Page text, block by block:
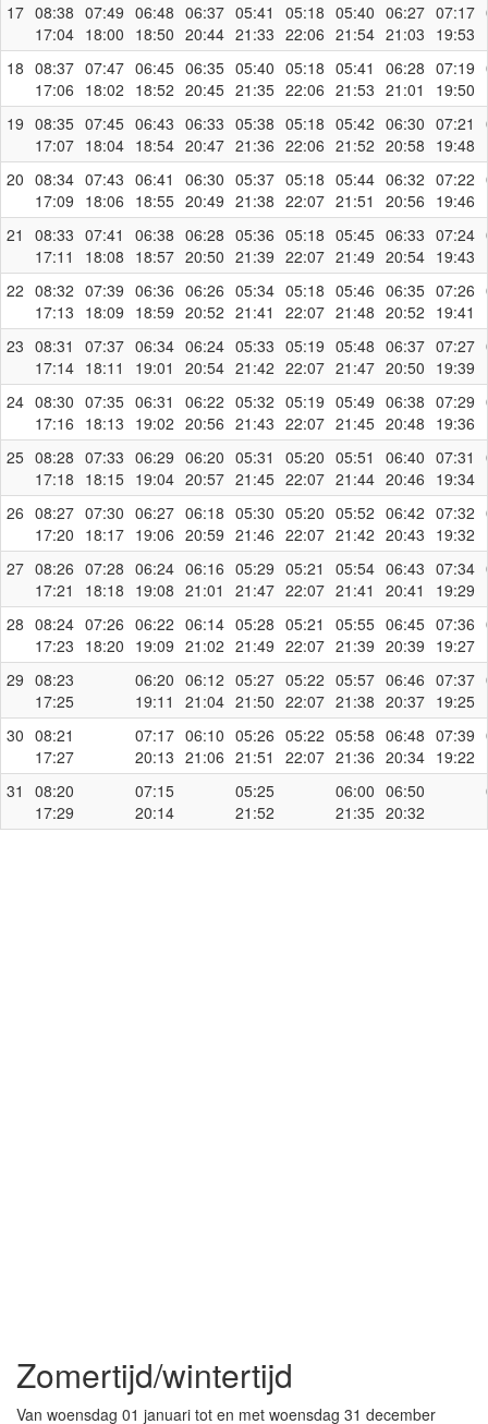
17 08:38
17:04
07:49
18:00
06:48
18:50
06:37
20:44
05:41
21:33
05:18
22:06
05:40
21:54
06:27
21:03
07:17
19:53
18 08:37
17:06
07:47
18:02
06:45
18:52
06:35
20:45
05:40
21:35
05:18
22:06
05:41
21:53
06:28
21:01
07:19
19:50
19 08:35
17:07
07:45
18:04
06:43
18:54
06:33
20:47
05:38
21:36
05:18
22:06
05:42
21:52
06:30
20:58
07:21
19:48
20 08:34
17:09
07:43
18:06
06:41
18:55
06:30
20:49
05:37
21:38
05:18
22:07
05:44
21:51
06:32
20:56
07:22
19:46
21
08:33
17:11
07:41
18:08
06:38
18:57
06:28
20:50
05:36
21:39
05:18
22:07
05:45
21:49
06:33
20:54
07:24
19:43
22 08:32
17:13
07:39
18:09
06:36
18:59
06:26
20:52
05:34
21:41
05:18
22:07
05:46
21:48
06:35
20:52
07:26
19:41
23 08:31
17:14
07:37
18:11
06:34
19:01
06:24
20:54
05:33
21:42
05:19
22:07
05:48
21:47
06:37
20:50
07:27
19:39
24 08:30
17:16
07:35
18:13
06:31
19:02
06:22
20:56
05:32
21:43
05:19
22:07
05:49
21:45
06:38
20:48
07:29
19:36
25 08:28
17:18
07:33
18:15
06:29
19:04
06:20
20:57
05:31
21:45
05:20
22:07
05:51
21:44
06:40
20:46
07:31
19:34
26 08:27
17:20
07:30
18:17
06:27
19:06
06:18
20:59
05:30
21:46
05:20
22:07
05:52
21:42
06:42
20:43
07:32
19:32
27 08:26
17:21
07:28
18:18
06:24
19:08
06:16
21:01
05:29
21:47
05:21
22:07
05:54
21:41
06:43
20:41
07:34
19:29
28 08:24
17:23
07:26
18:20
06:22
19:09
06:14
21:02
05:28
21:49
05:21
22:07
05:55
21:39
06:45
20:39
07:36
19:27
29 08:23
17:25
06:20
19:11
06:12
21:04
05:27
21:50
05:22
22:07
05:57
21:38
06:46
20:37
07:37
19:25
30 08:21
17:27
07:17
20:13
06:10
21:06
05:26
21:51
05:22
22:07
05:58
21:36
06:48
20:34
07:39
19:22
31
08:20
17:29
07:15
20:14
05:25
21:52
06:00
21:35
06:50
20:32
Zomertijd/wintertijd
Van woensdag 01 januari tot en met woensdag 31 december